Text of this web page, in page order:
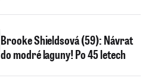
Brooke Shieldsová (59): Návrat
do modré laguny! Po 45 letech